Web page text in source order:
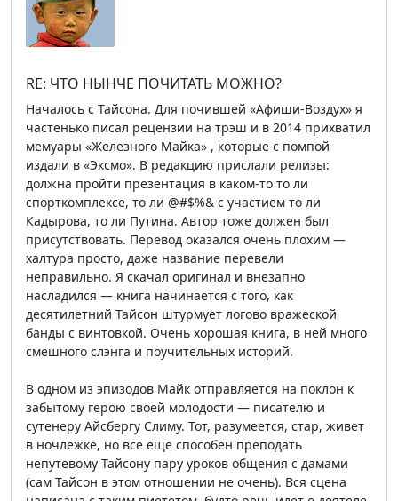
RE: ЧТО НЫНЧЕ ПОЧИТАТЬ МОЖНО?
Началось с Тайсона. Для почившей «Афиши-Воздух» я
частенько писал рецензии на трэш и в 2014 прихватил
мемуары «Железного Майка» , которые с помпой
издали в «Эксмо». В редакцию прислали релизы:
должна пройти презентация в каком-то то ли
спорткомплексе, то ли @#$%& с участием то ли
Кадырова, то ли Путина. Автор тоже должен был
присутствовать. Перевод оказался очень плохим —
халтура просто, даже название перевели
неправильно. Я скачал оригинал и внезапно
насладился — книга начинается с того, как
десятилетний Тайсон штурмует логово вражеской
банды с винтовкой. Очень хорошая книга, в ней много
смешного слэнга и поучительных историй.
В одном из эпизодов Майк отправляется на поклон к
забытому герою своей молодости — писателю и
сутенеру Айсбергу Слиму. Тот, разумеется, стар, живет
в ночлежке, но все еще способен преподать
непутевому Тайсону пару уроков общения с дамами
(сам Тайсон в этом отношении не очень). Вся сцена